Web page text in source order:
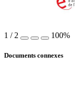
1 / 2 100%
Documents connexes